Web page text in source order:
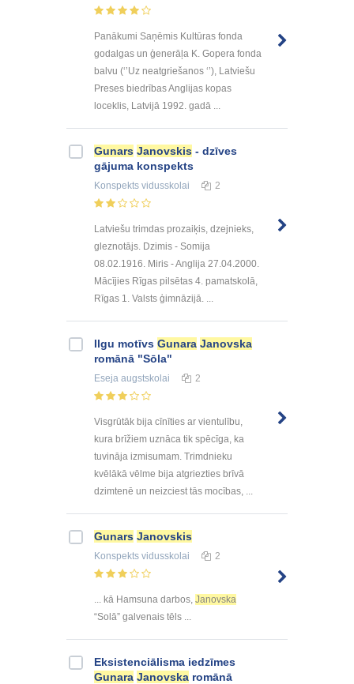
Panākumi Saņēmis Kultūras fonda
godalgas un ģenerāļa K. Gopera fonda
balvu (‘’Uz neatgriešanos ‘’), Latviešu
Preses biedrības Anglijas kopas
loceklis, Latvijā 1992. gadā ...
Gunars Janovskis - dzīves
gājuma konspekts
Konspekts vidusskolai 2
Latviešu trimdas prozaiķis, dzejnieks,
gleznotājs. Dzimis - Somija
08.02.1916. Miris - Anglija 27.04.2000.
Mācījies Rīgas pilsētas 4. pamatskolā,
Rīgas 1. Valsts ģimnāzijā. ...
Ilgu motīvs Gunara Janovska
romānā "Sōla"
Eseja augstskolai 2
Visgrūtāk bija cīnīties ar vientulību,
kura brīžiem uznāca tik spēcīga, ka
tuvināja izmisumam. Trimdnieku
kvēlākā vēlme bija atgriezties brīvā
dzimtenē un neizciest tās mocības, ...
Gunars Janovskis
Konspekts vidusskolai 2
... kā Hamsuna darbos, Janovska
“Solā” galvenais tēls ...
Eksistenciālisma iedzīmes
Gunara Janovska romānā